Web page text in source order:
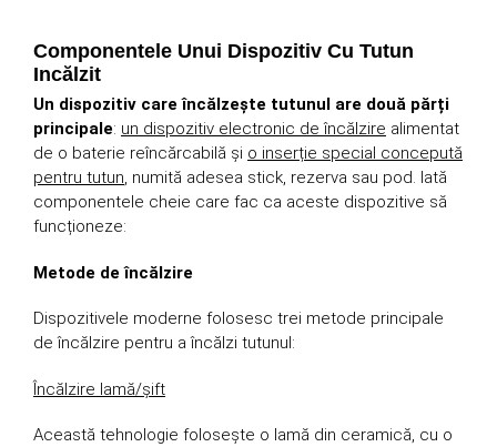
Componentele Unui Dispozitiv Cu Tutun
Incălzit
Un dispozitiv care încălzește tutunul are două părți
principale: un dispozitiv electronic de încălzire alimentat
de o baterie reîncărcabilă și o inserție special concepută
pentru tutun, numită adesea stick, rezerva sau pod. Iată
componentele cheie care fac ca aceste dispozitive să
funcționeze:
Metode de încălzire
Dispozitivele moderne folosesc trei metode principale
de încălzire pentru a încălzi tutunul:
Încălzire lamă/șift
Această tehnologie folosește o lamă din ceramică, cu o